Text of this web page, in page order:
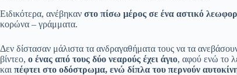
Ειδικότερα, ανέβηκαν στο πίσω μέρος σε ένα αστικό
κορώνα – γράμματα.
Δεν δίστασαν μάλιστα τα ανδραγαθήματα τους να τα
βίντεο, ο ένας από τους δύο νεαρούς έχει άγιο, αφού ενώ το
και πέφτει στο οδόστρωμα, ενώ δίπλα του περνούν